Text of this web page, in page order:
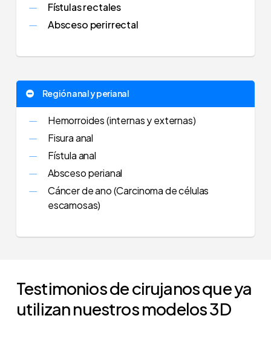
Fístulas rectales
Absceso perirrectal
Región anal y perianal
Hemorroides (internas y externas)
Fisura anal
Fístula anal
Absceso perianal
Cáncer de ano (Carcinoma de células
escamosas)
Testimoniosdecirujanosqueya
utilizannuestrosmodelos3D